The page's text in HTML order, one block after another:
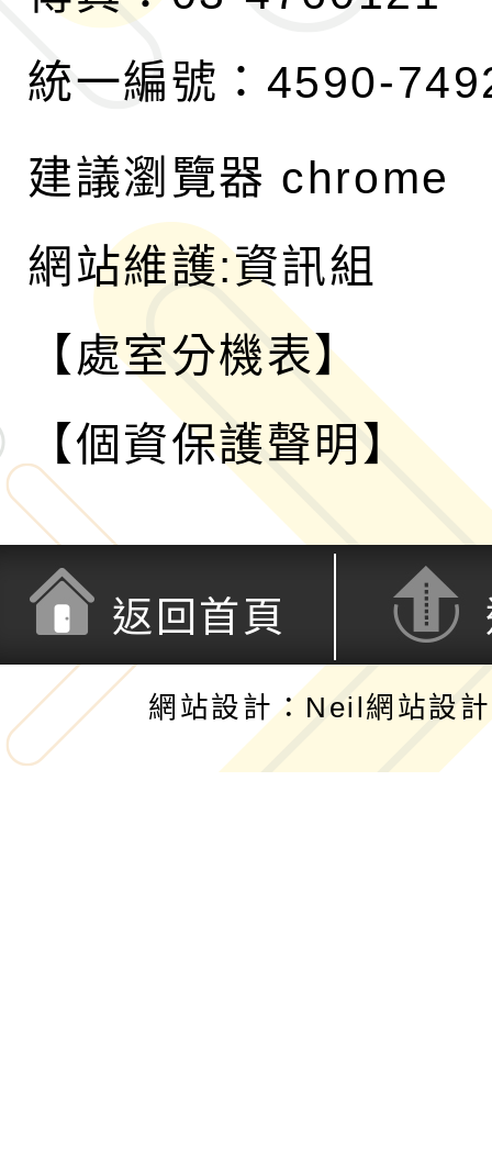
統一編號：4590-
建議瀏覽器 chrome
網站維護:資訊組
【處室分機表】
【個資保護聲明】
返回首頁
網站設計：Neil網站設